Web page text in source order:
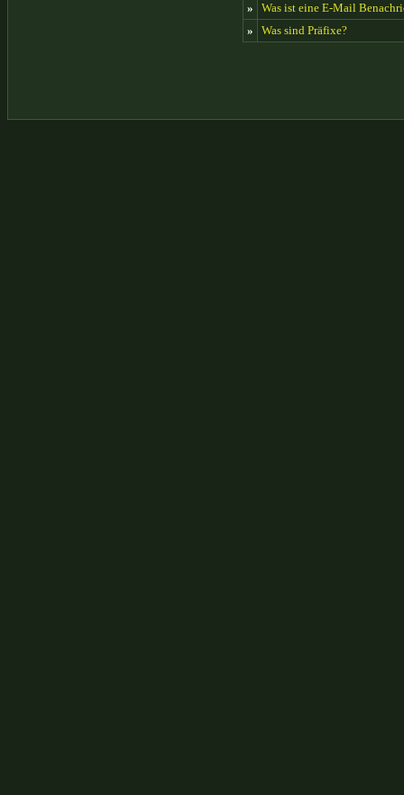
»
Was ist eine E-Mail
»
Was sind Präfixe?